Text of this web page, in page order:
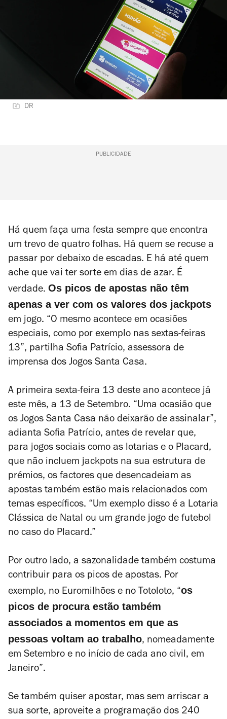
DR
PUBLICIDADE
Há quem faça uma festa sempre que encontra
um trevo de quatro folhas. Há quem se recuse a
passar por debaixo de escadas. E há até quem
ache que vai ter sorte em dias de azar. É
verdade. Os picos de apostas não têm
apenas a ver com os valores dos jackpots
em jogo. “O mesmo acontece em ocasiões
especiais, como por exemplo nas sextas-feiras
13”, partilha Sofia Patrício, assessora de
imprensa dos Jogos Santa Casa.
A primeira sexta-feira 13 deste ano acontece já
este mês, a 13 de Setembro. “Uma ocasião que
os Jogos Santa Casa não deixarão de assinalar”,
adianta Sofia Patrício, antes de revelar que,
para jogos sociais como as lotarias e o Placard,
que não incluem jackpots na sua estrutura de
prémios, os factores que desencadeiam as
apostas também estão mais relacionados com
temas específicos. “Um exemplo disso é a Lotaria
Clássica de Natal ou um grande jogo de futebol
no caso do Placard.”
Por outro lado, a sazonalidade também costuma
contribuir para os picos de apostas. Por
exemplo, no Euromilhões e no Totoloto, “ os
picos de procura estão também
associados a momentos em que as
pessoas voltam ao trabalho, nomeadamente
em Setembro e no início de cada ano civil, em
Janeiro”.
Se também quiser apostar, mas sem arriscar a
sua sorte, aproveite a programação dos 240